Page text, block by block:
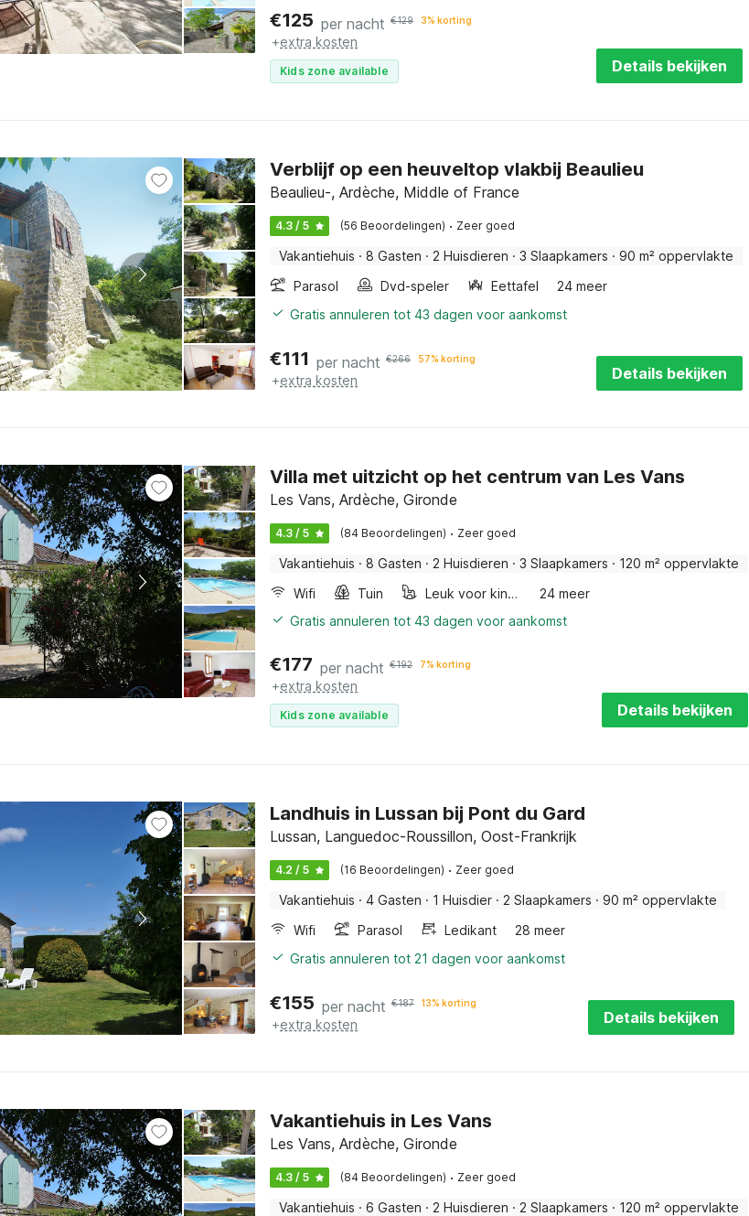
€125 per nacht €129 3% korting
+extra kosten
Kids zone available Details bekijken
Verblijf op een heuveltop vlakbij Beaulieu
Beaulieu-, Ardèche, Middle of France
4.3 / 5 (56 Beoordelingen) · Zeer goed
Vakantiehuis · 8 Gasten · 2 Huisdieren · 3 Slaapkamers · 90 m² oppervlakte
Parasol
Dvd-speler Eettafel
24 meer
Gratis annuleren tot 43 dagen voor aankomst
€111 per nacht €266 57% korting
+extra kosten Details bekijken
Villa met uitzicht op het centrum van Les Vans
Les Vans, Ardèche, Gironde
4.3 / 5 (84 Beoordelingen) · Zeer goed
Vakantiehuis · 8 Gasten · 2 Huisdieren · 3 Slaapkamers · 120 m² oppervlakte
Wifi
Tuin Leuk voor kinderen
24 meer
Gratis annuleren tot 43 dagen voor aankomst
€177 per nacht €192 7% korting
+extra kosten
Kids zone available Details bekijken
Landhuis in Lussan bij Pont du Gard
Lussan, Languedoc-Roussillon, Oost-Frankrijk
4.2 / 5 (16 Beoordelingen) · Zeer goed
Vakantiehuis · 4 Gasten · 1 Huisdier · 2 Slaapkamers · 90 m² oppervlakte
Wifi
Parasol Ledikant
28 meer
Gratis annuleren tot 21 dagen voor aankomst
€155 per nacht €187 13% korting
+extra kosten Details bekijken
Vakantiehuis in Les Vans
Les Vans, Ardèche, Gironde
4.3 / 5 (84 Beoordelingen) · Zeer goed
Vakantiehuis · 6 Gasten · 2 Huisdieren · 2 Slaapkamers · 120 m² oppervlakte